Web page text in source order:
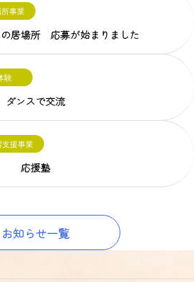
所事業
居場所 応募が始まりました
験
ダンスで交流
支援事業
応援塾
お知らせ一覧